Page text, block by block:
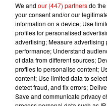
10h17
Ardennes -
monde,
We and our (447) partnersdo
your consent and/or our
information on a device; Use
profiles for personalised
advertising; Measure
performance; Understand
of data from different sources;
profiles to personalise content;
content; Use limited data to
detect fraud, and fix errors;
Save and communicate privacy